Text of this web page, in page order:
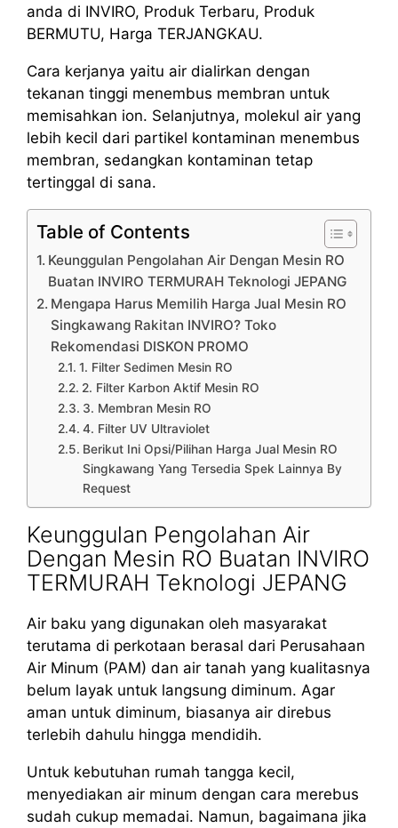
anda di INVIRO, Produk Terbaru, Produk
BERMUTU, Harga TERJANGKAU.
Cara kerjanya yaitu air dialirkan dengan
tekanan tinggi menembus membran untuk
memisahkan ion. Selanjutnya, molekul air yang
lebih kecil dari partikel kontaminan menembus
membran, sedangkan kontaminan tetap
tertinggal di sana.
Table of Contents
Keunggulan Pengolahan Air Dengan Mesin RO
Buatan INVIRO TERMURAH Teknologi JEPANG
Mengapa Harus Memilih Harga Jual Mesin RO
Singkawang Rakitan INVIRO? Toko
Rekomendasi DISKON PROMO
1. Filter Sedimen Mesin RO
2. Filter Karbon Aktif Mesin RO
3. Membran Mesin RO
4. Filter UV Ultraviolet
Berikut Ini Opsi/Pilihan Harga Jual Mesin RO
Singkawang Yang Tersedia Spek Lainnya By
Request
Keunggulan Pengolahan Air
Dengan Mesin RO Buatan INVIRO
TERMURAH Teknologi JEPANG
Air baku yang digunakan oleh masyarakat
terutama di perkotaan berasal dari Perusahaan
Air Minum (PAM) dan air tanah yang kualitasnya
belum layak untuk langsung diminum. Agar
aman untuk diminum, biasanya air direbus
terlebih dahulu hingga mendidih.
Untuk kebutuhan rumah tangga kecil,
menyediakan air minum dengan cara merebus
sudah cukup memadai. Namun, bagaimana jika